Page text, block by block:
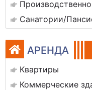
Санатории/
АРЕНДА
Квартиры
Коммерческие